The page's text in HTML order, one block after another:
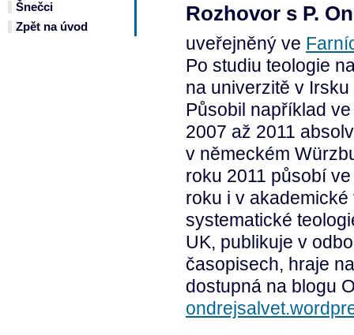
Šnečci
Zpět na úvod
Rozhovor s P.
uveřejněný ve
Po studiu teologie
na univerzitě v
Působil například
2007 až 2011
v německém
roku 2011 působí
roku i v
systematické
UK, publikuje v
časopisech, hraje
dostupná na blogu